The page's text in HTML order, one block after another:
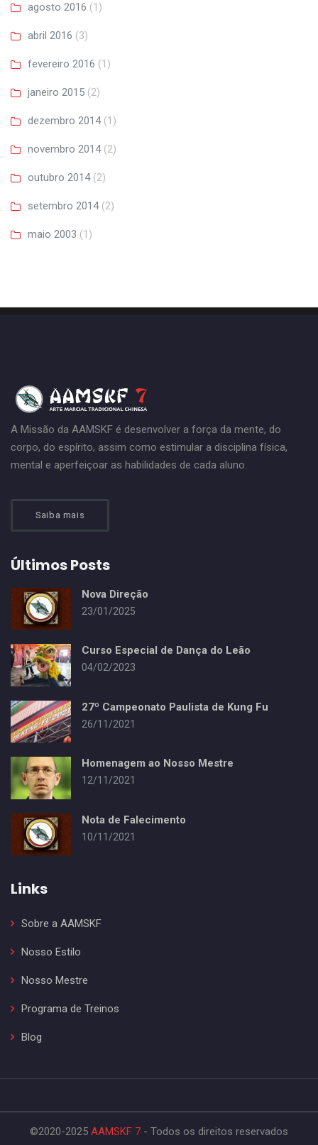
agosto 2016 (1)
abril 2016 (3)
fevereiro 2016 (1)
janeiro 2015 (2)
dezembro 2014(1)
novembro 2014(2)
outubro 2014(2)
setembro 2014(2)
maio 2003 (1)
A Missão da AAMSKF é desenvolver a força da mente, do
corpo, do espírito, assim como estimular a disciplina física,
mental e aperfeiçoar as habilidades de cada aluno.
Saiba mais
Últimos Posts
Nova Direção
23/01/2025
Curso Especial de Dança do Leão
04/02/2023
27º Campeonato Paulista de Kung Fu
26/11/2021
Homenagem ao Nosso Mestre
12/11/2021
Nota de Falecimento
10/11/2021
Links
Sobre a AAMSKF
Nosso Estilo
Nosso Mestre
Programa de Treinos
Blog
©2020-2025 AAMSKF 7 - Todos os direitos reservados